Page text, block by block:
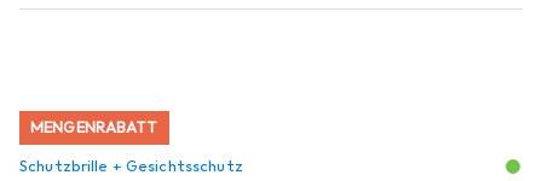
MENGENRABATT
Schutzbrille + Gesichtsschutz